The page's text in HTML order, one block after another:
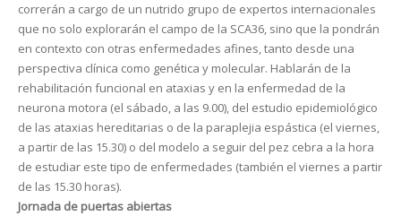
correrán a cargo de un nutrido grupo de expertos internacionales
que no solo explorarán el campo de la SCA36, sino que la pondrán
en contexto con otras enfermedades afines, tanto desde una
perspectiva clínica como genética y molecular. Hablarán de la
rehabilitación funcional en ataxias y en la enfermedad de la
neurona motora (el sábado, a las 9.00), del estudio epidemiológico
de las ataxias hereditarias o de la paraplejia espástica (el viernes,
a partir de las 15.30) o del modelo a seguir del pez cebra a la hora
de estudiar este tipo de enfermedades (también el viernes a partir
de las 15.30 horas).
Jornada de puertas abiertas